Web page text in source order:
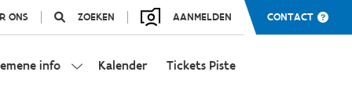
ONS ZOEKEN AANMELDEN CONTACT
info Kalender Tickets Piste